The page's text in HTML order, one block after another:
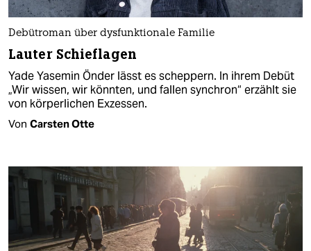
Debütroman über dysfunktionale Familie
Lauter Schieflagen
Yade Yasemin Önder lässt es scheppern. In ihrem Debüt
„Wir wissen, wir könnten, und fallen synchron“ erzählt sie
von körperlichen Exzessen.
Von Carsten Otte